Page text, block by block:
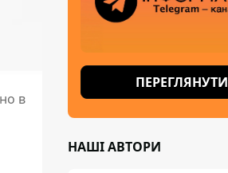
в
ПЕРЕГЛЯНУТИ
НАШІ АВТОРИ